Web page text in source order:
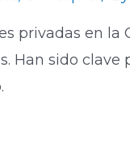
privadas en
Han sido clave